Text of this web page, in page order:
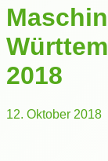
2018
12. Oktober 2018